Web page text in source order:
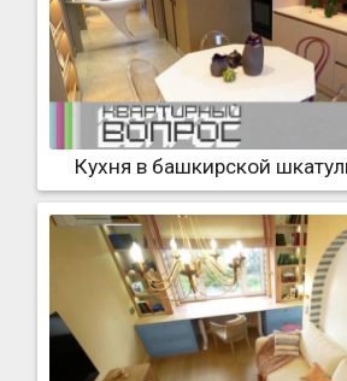
Кухня в башкирской